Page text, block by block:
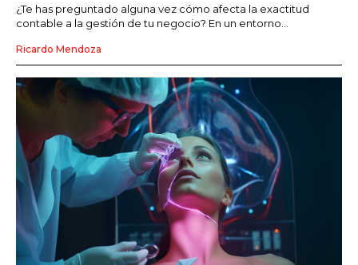
¿Te has preguntado alguna vez cómo afecta la exactitud
contable a la gestión de tu negocio? En un entorno...
Ricardo Mendoza